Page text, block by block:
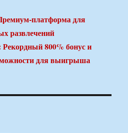
платформа для
развлечений
800% бонус и
для выигрыша